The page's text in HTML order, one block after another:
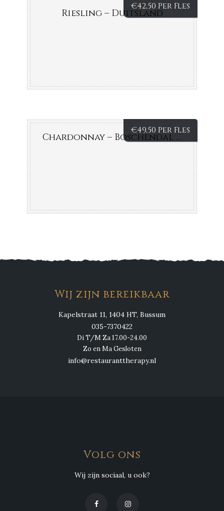
€42,50 Per Fles
Riesling – Duitsland
€49,50 Per Fles
Chardonnay – Boschendal 1685 – Zuid – Afrika
Wij zijn bereikbaar
Kapelstraat 11, 1404 HT, Bussum
035-7370422
Di T/M Za 17.00-24.00
Zo en Ma Gesloten
info@restauranttherapy.nl
Volg ons
Wij zijn sociaal, u ook?